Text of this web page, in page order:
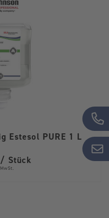
Estesol PURE 1 L
Stück